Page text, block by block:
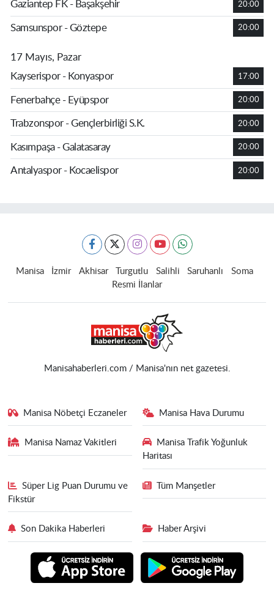
Gaziantep FK - Başakşehir 20:00
Samsunspor - Göztepe 20:00
17 Mayıs, Pazar
Kayserispor - Konyaspor
17:00
Fenerbahçe - Eyüpspor 20:00
Trabzonspor - Gençlerbirliği S.K. 20:00
Kasımpaşa - Galatasaray 20:00
Antalyaspor - Kocaelispor 20:00
Manisa İzmir Akhisar Turgutlu Salihli Saruhanlı
Soma
Resmi İlanlar
Manisahaberleri.com / Manisa'nın net gazetesi.
Manisa Nöbetçi Eczaneler Manisa Hava Durumu
Manisa Namaz Vakitleri
Manisa Trafik Yoğunluk
Haritası
Süper Lig Puan Durumu ve
Fikstür
Tüm Manşetler
Son Dakika Haberleri Haber Arşivi